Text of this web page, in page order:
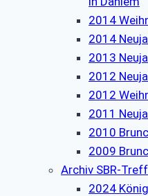
2014
2014
2013
2012
2012
2011
2010
2009
Archiv SBR-
2024